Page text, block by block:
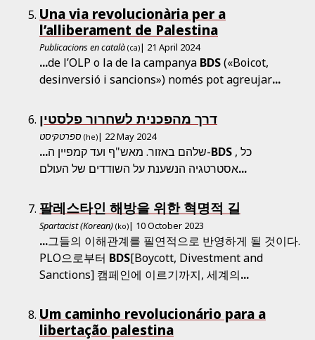
Una via revolucionària per a
l’alliberament de Palestina
Publicacions en català (ca)| 21 April 2024
...de l’OLP o la de la campanya BDS(«Boicot,
desinversió i sancions») només pot agreujar...
דרך מהפכנית לשחרור פלסטין
ספרטקיסט (he)| 22 May 2024
... שלהם באזור. מאש"ף ועד קמפיין ה-BDS , כל
אסטרטגיה הנשענת על השודדים של העולם...
팔레스타인 해방을 위한 혁명적 길
Spartacist (Korean) (ko)| 10 October 2023
...그들의 이해관계를 필연적으로 반영하게 될 것이다.
PLO으로부터 BDS[Boycott, Divestment and
Sanctions] 캠페인에 이르기까지, 세계의...
Um caminho revolucionário para a
libertação palestina